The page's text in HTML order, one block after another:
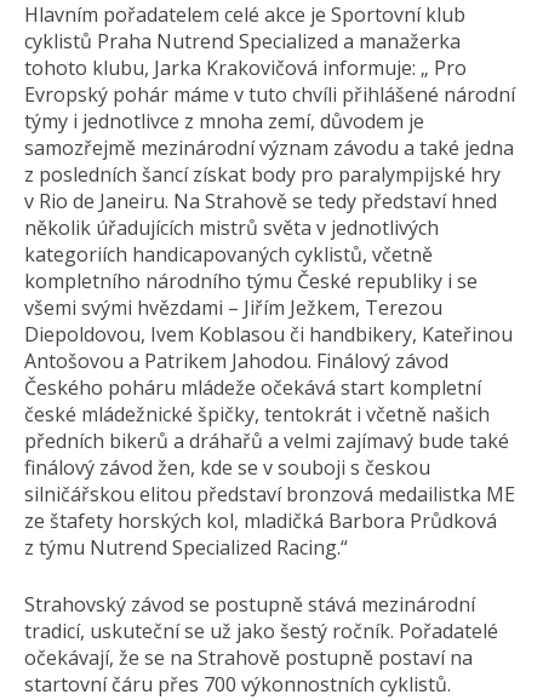
Hlavním pořadatelem celé akce je Sportovní klub
cyklistů Praha Nutrend Specialized a manažerka
tohoto klubu, Jarka Krakovičová informuje: „ Pro
Evropský pohár máme v tuto chvíli přihlášené národní
týmy i jednotlivce z mnoha zemí, důvodem je
samozřejmě mezinárodní význam závodu a také jedna
z posledních šancí získat body pro paralympijské hry
v Rio de Janeiru. Na Strahově se tedy představí hned
několik úřadujících mistrů světa v jednotlivých
kategoriích handicapovaných cyklistů, včetně
kompletního národního týmu České republiky i se
všemi svými hvězdami – Jiřím Ježkem, Terezou
Diepoldovou, Ivem Koblasou či handbikery, Kateřinou
Antošovou a Patrikem Jahodou. Finálový závod
Českého poháru mládeže očekává start kompletní
české mládežnické špičky, tentokrát i včetně našich
předních bikerů a dráhařů a velmi zajímavý bude také
finálový závod žen, kde se v souboji s českou
silničářskou elitou představí bronzová medailistka ME
ze štafety horských kol, mladičká Barbora Průdková
z týmu Nutrend Specialized Racing.“
Strahovský závod se postupně stává mezinárodní
tradicí, uskuteční se už jako šestý ročník. Pořadatelé
očekávají, že se na Strahově postupně postaví na
startovní čáru přes 700 výkonnostních cyklistů.